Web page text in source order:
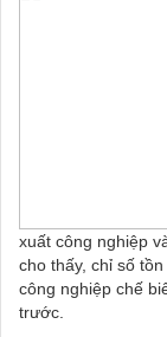
xuất công nghiệp
cho thấy, chỉ số
công nghiệp chế
trước.